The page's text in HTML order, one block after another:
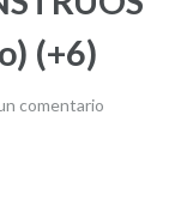
(+6)
comentario